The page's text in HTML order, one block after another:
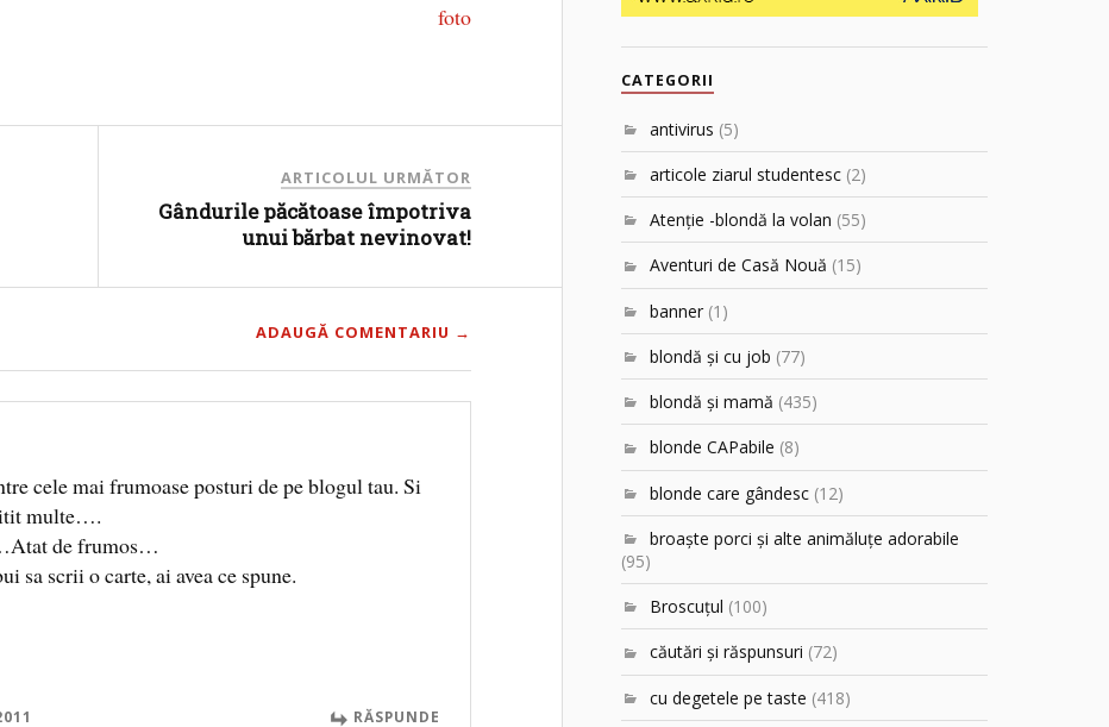
foto
ARTICOLUL URMĂTOR
Gândurile păcătoase împotriva
unui bărbat nevinovat!
ADAUGĂ COMENTARIU →
cele mai frumoase posturi de pe blogul tau. Si
multe….
de frumos…
sa scrii o carte, ai avea ce spune.
RĂSPUNDE
CATEGORII
antivirus (5)
articole ziarul studentesc (2)
Atenţie -blondă la volan (55)
Aventuri de Casă Nouă (15)
banner (1)
blondă şi cu job (77)
blondă şi mamă (435)
blonde CAPabile (8)
blonde care gândesc (12)
broaşte porci şi alte animăluţe adorabile
(95)
Broscuțul (100)
căutări şi răspunsuri (72)
cu degetele pe taste (418)